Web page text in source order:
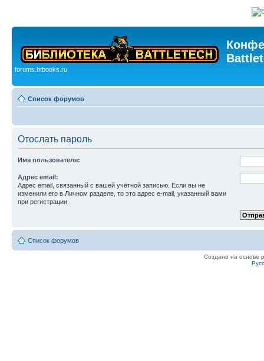
forums.btbooks.ru
Список форумов
Отослать пароль
Имя пользователя:
Адрес email:
Адрес email, связанный с вашей учётной записью. Если вы не
изменили его в Личном разделе, то это адрес e-mail, указанный вами
при регистрации.
Список форумов
Создано на основе